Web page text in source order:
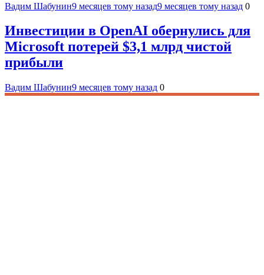
Вадим Шабунин9 месяцев тому назад9 месяцев тому назад 0
Инвестиции в OpenAI обернулись для
Microsoft потерей $3,1 млрд чистой
прибыли
Вадим Шабунин9 месяцев тому назад 0